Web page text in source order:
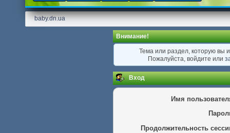
baby.dn.ua
Внимание!
Тема или раздел, которую вы
Пожалуйста, войдите или
Вход
Имя
Продолжительность